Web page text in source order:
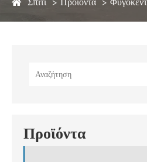
Προϊόντα